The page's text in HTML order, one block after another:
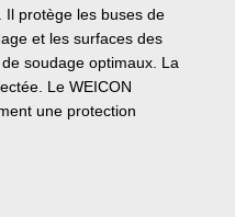
Il protège les buses de
et les surfaces des
soudage optimaux. La
Le WEICON
une protection
au soudage de
de véhicules, la